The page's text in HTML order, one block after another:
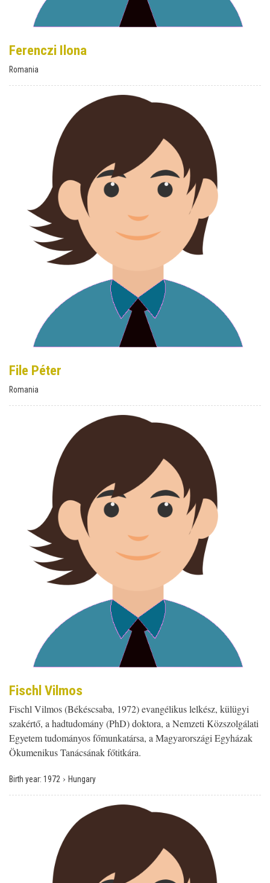
Ferenczi Ilona
Romania
File Péter
Romania
Fischl Vilmos
Fischl Vilmos (Békéscsaba, 1972) evangélikus lelkész, külügyi
szakértő, a hadtudomány (PhD) doktora, a Nemzeti Közszolgálati
Egyetem tudományos főmunkatársa, a Magyarországi Egyházak
Ökumenikus Tanácsának főtitkára.
Birth year: 1972 › Hungary